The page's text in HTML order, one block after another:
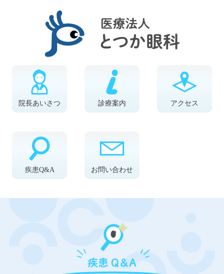
院長あいさつ 診療案内 アクセス
疾患Q&A お問い合わせ